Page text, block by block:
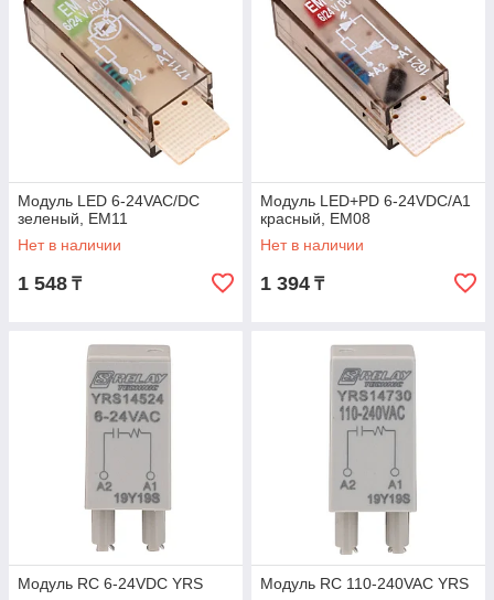
Модуль LED 6-24VAC/DC
зеленый, EM11
Нет в наличии
1 548 ₸
Модуль LED+PD 6-24VDC/A1
красный, EM08
Нет в наличии
1 394 ₸
Модуль RC 6-24VDC YRS
Модуль RC 110-240VAC YRS